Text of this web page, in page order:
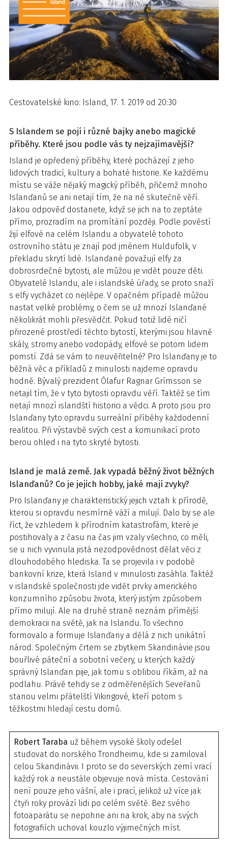
Cestovatelské kino: Island, 17. 1. 2019 od 20:30
S Islandem se pojí i různé bajky anebo magické
příběhy. Které jsou podle vás ty nejzajímavější?
Island je opředený příběhy, které pocházejí z jeho
lidových tradicí, kultury a bohaté historie. Ke každému
místu se váže nějaký magický příběh, přičemž mnoho
Islanďanů se ani netají tím, že na ně skutečně věří.
Jakou odpověď dostanete, když se jich na to zeptáte
přímo, prozradím na promítání později. Podle pověstí
žijí elfové na celém Islandu a obyvatelé tohoto
ostrovního státu je znají pod jménem Huldufolk, v
překladu skrytí lidé. Islanďané považují elfy za
dobrosrdečné bytosti, ale můžou je vidět pouze děti.
Obyvatelé Islandu, ale i islandské úřady, se proto snaží
s elfy vycházet co nejlépe. V opačném případě můžou
nastat velké problémy, o čem se už mnozí Islanďané
několikrát mohli přesvědčit. Pokud totiž lidé ničí
přirozené prostředí těchto bytostí, kterými jsou hlavně
skály, stromy anebo vodopády, elfové se potom lidem
pomstí. Zdá se vám to neuvěřitelné? Pro Islanďany je to
běžná věc a příkladů z minulosti najdeme opravdu
hodně. Bývalý prezident Ólafur Ragnar Grímsson se
netajil tím, že v tyto bytosti opravdu věří. Taktéž se tím
netají mnozí islandští historici a vědci. A proto jsou pro
Islanďany tyto opravdu surreální příběhy každodenní
realitou. Při výstavbě svých cest a komunikací proto
berou ohled i na tyto skryté bytosti.
Island je malá země. Jak vypadá běžný život běžných
Islanďanů? Co je jejich hobby, jaké mají zvyky?
Pro Islanďany je charakteristický jejich vztah k přírodě,
kterou si opravdu nesmírně váží a milují. Dalo by se ale
říct, že vzhledem k přírodním katastrofám, které je
postihovaly a z času na čas jim vzaly všechno, co měli,
se u nich vyvinula jistá nezodpovědnost dělat věci z
dlouhodobého hlediska. Ta se projevila i v podobě
bankovní krize, která Island v minulosti zasáhla. Taktéž
v islandské společnosti jde vidět prvky amerického
konzumního způsobu života, který jistým způsobem
přímo milují. Ale na druhé straně neznám přímější
demokracii na světě, jak na Islandu. To všechno
formovalo a formuje Islanďany a dělá z nich unikátní
národ. Společným črtem se zbytkem Skandinávie jsou
bouřlivé páteční a sobotní večery, u kterých každý
správný Islanďan pije, jak tomu s oblibou říkám, až na
podlahu. Právě tehdy se z odměřenějších Seveřanů
stanou velmi přátelští Vikingové, kteří potom s
těžkostmi hledají cestu domů.
Robert Taraba už během vysoké školy odešel
studovat do norského Trondheimu, kde si zamiloval
celou Skandinávii. I proto se do severských zemí vrací
každý rok a neustále objevuje nová místa. Cestování
není pouze jeho vášní, ale i prací, jelikož už více jak
čtyři roky provází lidi po celém světě. Bez svého
fotoaparátu se nepohne ani na krok, aby na svých
fotografiích uchoval kouzlo výjimečných míst.